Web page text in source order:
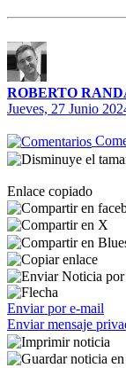
ROBERTO
Jueves, 27 Junio
Enlace copiado
Enviar por e-mail
Enviar mensaje